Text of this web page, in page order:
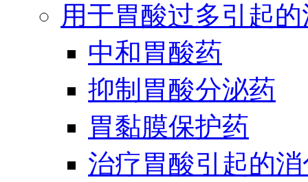
用于胃酸过多引起
中和胃酸药
抑制胃酸分泌药
胃黏膜保护药
治疗胃酸引起的